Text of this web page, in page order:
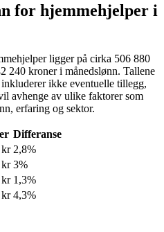
for hjemmehjelper i
ligger på cirka 506 880
240 kroneri månedslønn. Tallene
ikke eventuelle tillegg,
avhenge av ulike faktorer som
erfaring og sektor.
Differanse
kr 2,8%
kr 3%
kr 1,3%
kr 4,3%